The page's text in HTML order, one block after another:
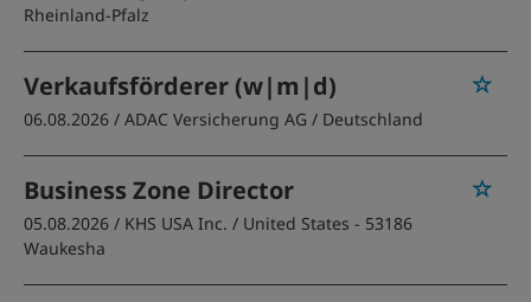
Rheinland-Pfalz
Verkaufsförderer (w|m|d)
06.08.2026 / ADAC Versicherung AG / Deutschland
Business Zone Director
05.08.2026 / KHS USA Inc. / United States - 53186
Waukesha